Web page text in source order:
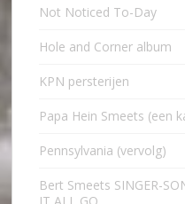
Not Noticed To-Day
Hole and Corner album
KPN persterijen
Papa Hein Smeets (een
Pennsylvania (vervolg)
Bert Smeets SINGER-